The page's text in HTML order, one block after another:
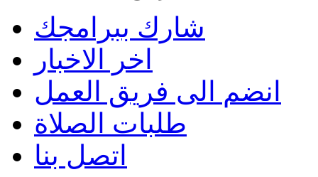
شارك ببرامجك
اخر الاخبار
انضم الى فريق العمل
طلبات الصلاة
اتصل بنا